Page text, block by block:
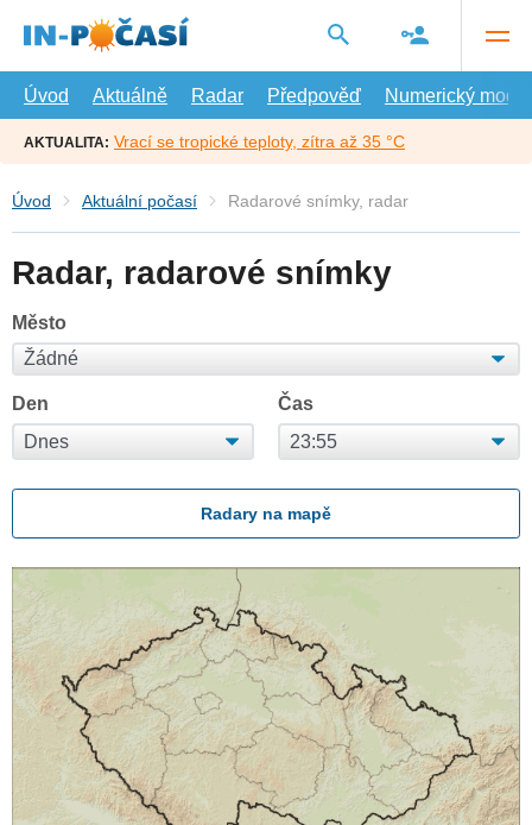
hlavní
Úvod
Aktuálně Radar Předpověď Numerický model
AKTUALITA: Vrací se tropické teploty, zítra až 35 °C
Úvod Aktuální počasí Radarové snímky, radar
Radar, radarové snímky
Město
Den Čas
Radary na mapě